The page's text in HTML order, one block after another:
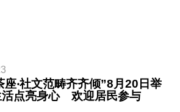
座‧社文范畴齐齐倾”8月20日举
活点亮身心 欢迎居民参与